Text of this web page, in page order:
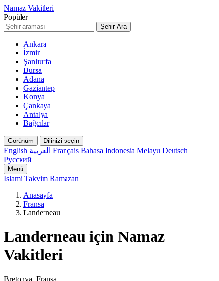
Namaz Vakitleri
Popüler
Şehir Ara
Ankara
İzmir
Şanlıurfa
Bursa
Adana
Gaziantep
Konya
Çankaya
Antalya
Bağcılar
Görünüm Dilinizi seçin
English العربية Français Bahasa Indonesia Melayu Deutsch
Русский
Menü
Islami Takvim Ramazan
Anasayfa
Fransa
Landerneau
Landerneau için Namaz
Vakitleri
Bretonya, Fransa